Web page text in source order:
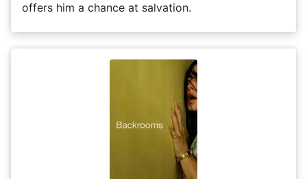
offers him a chance at salvation.